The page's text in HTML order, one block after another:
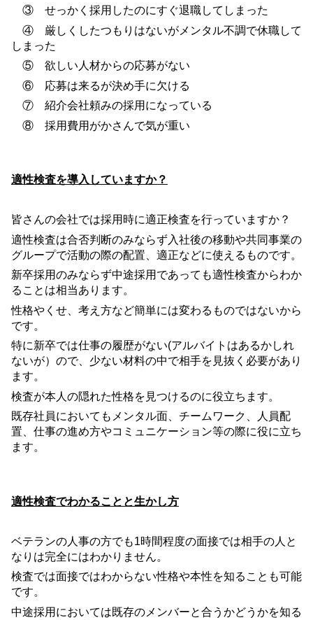
③ せっかく採用したのにすぐ退職してしまった
④ 厳しくしたつもりはないがメンタル不調で休職して
しまった
⑤ 欲しい人材からの応募がない
⑥ 応募は来るが決め手に欠ける
⑦ 紹介会社頼みの採用になっている
⑧ 採用費用がかさんで気が重い
適性検査を導入していますか？
皆さんの会社では採用時に適正検査を行っていますか？
適性検査は合否判断のみならず入社後の移動や共同事業の
グループで活動の際の配置、適正などに使えるものです。
新卒採用のみならず中途採用であっても適性検査からわか
ることは相当あります。
性格やくせ、考え方など簡単には変わるものではないから
です。
特に新卒では仕事の履歴がない(アルバイトはあるかしれ
ないが）ので、少ない材料の中で相手を見抜く必要があり
ます。
検査が本人の隠れた性格を見つけるのに役立ちます。
既存社員においてもメンタル面、チームワーク、人員配
置、仕事の進め方やコミュニケーション等の際に役に立ち
ます。
適性検査でわかることと生かし方
ベテランの人事の方でも1時間程度の面接では相手の人と
なりは完全にはわかりません。
検査では面接ではわからない性格や本性を知ることも可能
です。
中途採用においては既存のメンバーと合うかどうかを知る